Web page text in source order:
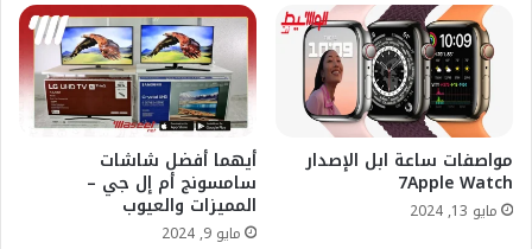
مواصفات ساعة ابل الإصدار
7Apple Watch
مايو 13, 2024
أيهما أفضل شاشات
سامسونج أم إل جي –
المميزات والعيوب
مايو 9, 2024